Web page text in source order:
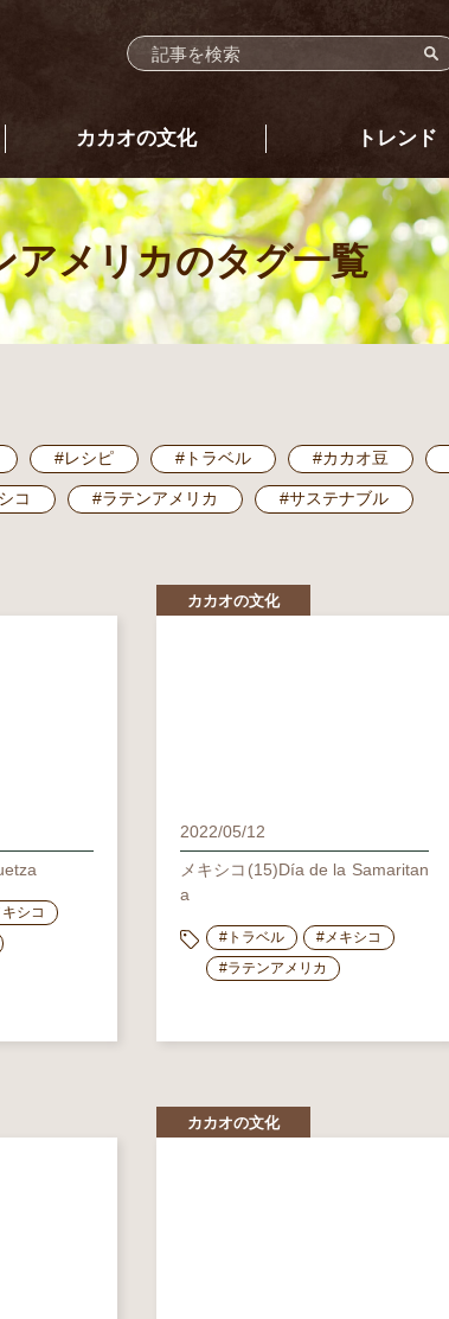
カカオの文化 トレンド
アメリカのタグ一覧
#レシピ #トラベル #カカオ豆
コ #ラテンアメリカ #サステナブル
シコ
カカオの文化
2022/05/12
メキシコ(15)Día de la Samaritan
a
#トラベル
#メキシコ
#ラテンアメリカ
カカオの文化